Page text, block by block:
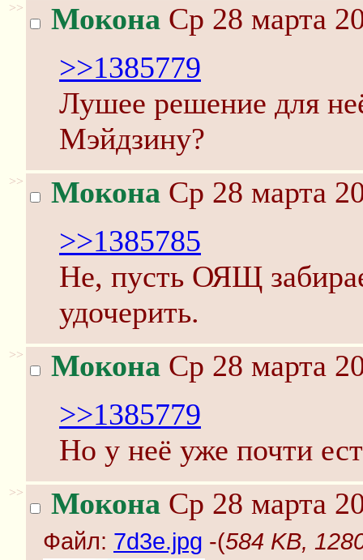
>> Мокона Ср 28 марта
>>1385779
Лушее решение для
Мэйдзину?
>> Мокона Ср 28 марта
>>1385785
Не, пусть ОЯЩ
удочерить.
>> Мокона Ср 28 марта
>>1385779
Но у неё уже почти
>> Мокона Ср 28 марта
Файл: 7d3e.jpg -(584 KB,